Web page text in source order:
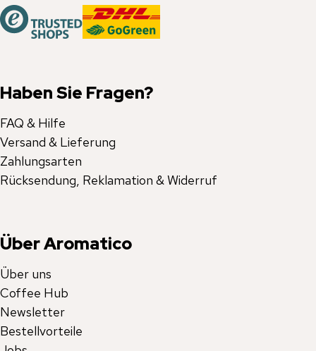
Haben Sie Fragen?
FAQ & Hilfe
Versand & Lieferung
Zahlungsarten
Rücksendung, Reklamation & Widerruf
Über Aromatico
Über uns
Coffee Hub
Newsletter
Bestellvorteile